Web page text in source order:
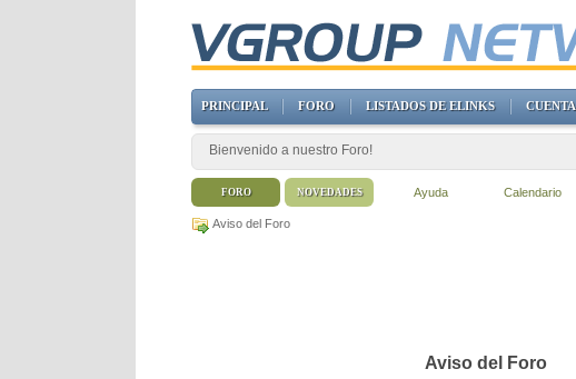
Aviso del Foro
Aviso del Foro
PRINCIPAL FORO LISTADOS DE ELINKS CUENTA
Bienvenido a nuestro Foro!
FORO Ayuda Calendario
NOVEDADES